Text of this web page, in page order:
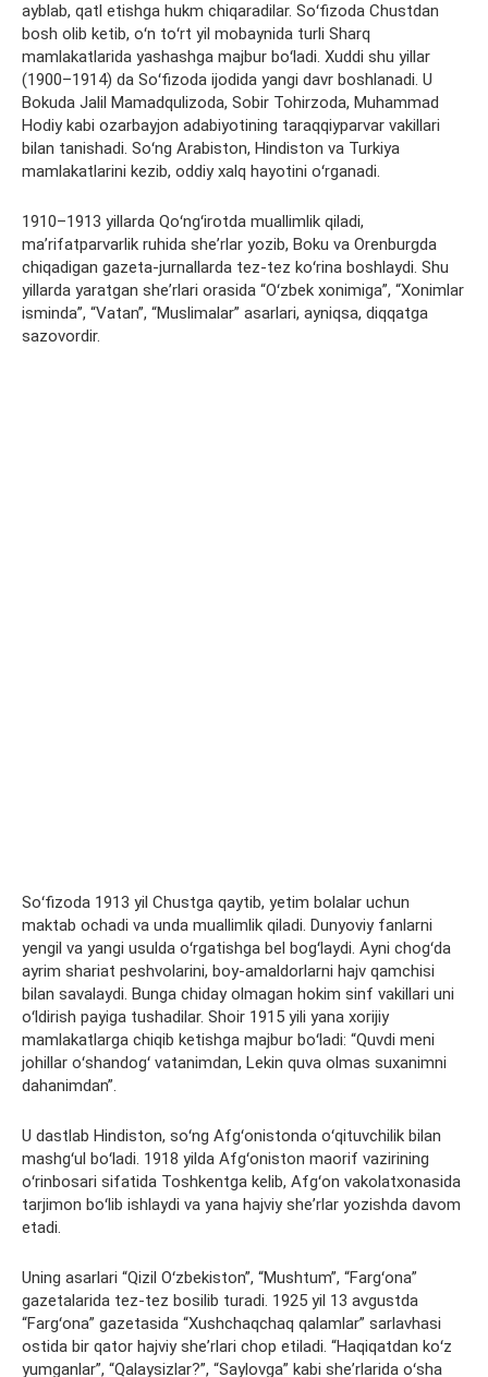
ayblab, qatl etishga hukm chiqaradilar. Soʻfizoda Chustdan
bosh olib ketib, oʻn toʻrt yil mobaynida turli Sharq
mamlakatlarida yashashga majbur boʻladi. Xuddi shu yillar
(1900–1914) da Soʻfizoda ijodida yangi davr boshlanadi. U
Bokuda Jalil Mamadqulizoda, Sobir Tohirzoda, Muhammad
Hodiy kabi ozarbayjon adabiyotining taraqqiyparvar vakillari
bilan tanishadi. Soʻng Arabiston, Hindiston va Turkiya
mamlakatlarini kezib, oddiy xalq hayotini oʻrganadi.
1910–1913 yillarda Qoʻngʻirotda muallimlik qiladi,
maʼrifatparvarlik ruhida sheʼrlar yozib, Boku va Orenburgda
chiqadigan gazeta-jurnallarda tez-tez koʻrina boshlaydi. Shu
yillarda yaratgan sheʼrlari orasida “Oʻzbek xonimiga”, “Xonimlar
isminda”, “Vatan”, “Muslimalar” asarlari, ayniqsa, diqqatga
sazovordir.
Soʻfizoda 1913 yil Chustga qaytib, yetim bolalar uchun
maktab ochadi va unda muallimlik qiladi. Dunyoviy fanlarni
yengil va yangi usulda oʻrgatishga bel bogʻlaydi. Ayni chogʻda
ayrim shariat peshvolarini, boy-amaldorlarni hajv qamchisi
bilan savalaydi. Bunga chiday olmagan hokim sinf vakillari uni
oʻldirish payiga tushadilar. Shoir 1915 yili yana xorijiy
mamlakatlarga chiqib ketishga majbur boʻladi: “Quvdi meni
johillar oʻshandogʻ vatanimdan, Lekin quva olmas suxanimni
dahanimdan”.
U dastlab Hindiston, soʻng Afgʻonistonda oʻqituvchilik bilan
mashgʻul boʻladi. 1918 yilda Afgʻoniston maorif vazirining
oʻrinbosari sifatida Toshkentga kelib, Afgʻon vakolatxonasida
tarjimon boʻlib ishlaydi va yana hajviy sheʼrlar yozishda davom
etadi.
Uning asarlari “Qizil Oʻzbekiston”, “Mushtum”, “Fargʻona”
gazetalarida tez-tez bosilib turadi. 1925 yil 13 avgustda
“Fargʻona” gazetasida “Xushchaqchaq qalamlar” sarlavhasi
ostida bir qator hajviy sheʼrlari chop etiladi. “Haqiqatdan koʻz
yumganlar”, “Qalaysizlar?”, “Saylovga” kabi sheʼrlarida oʻsha